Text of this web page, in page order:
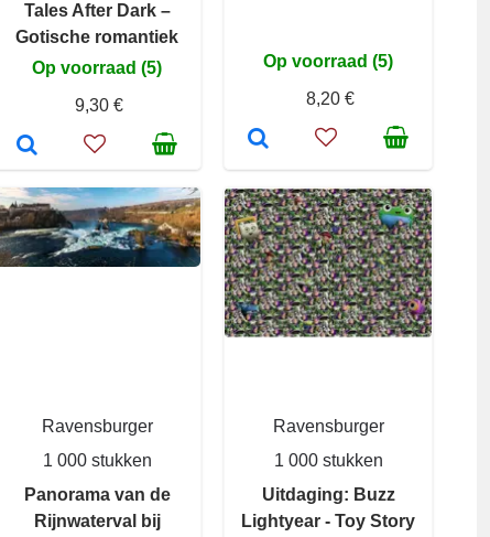
Tales After Dark –
Gotische romantiek
Op voorraad (5)
9,30 €
Op voorraad (5)
8,20 €
Ravensburger
1 000 stukken
Panorama van de
Rijnwaterval bij
Ravensburger
1 000 stukken
Uitdaging: Buzz
Lightyear - Toy Story